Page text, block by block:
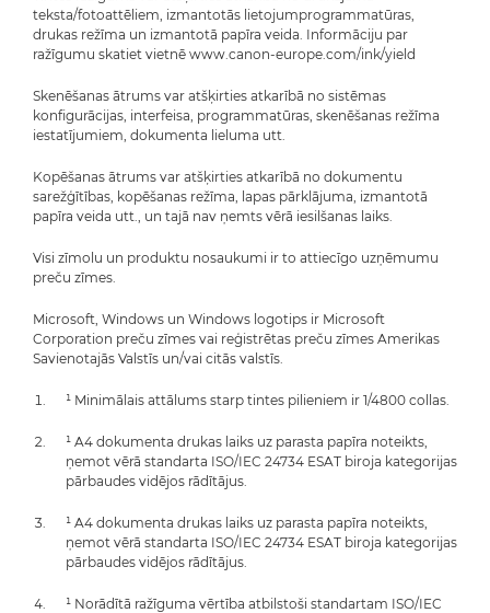
teksta/fotoattēliem, izmantotās lietojumprogrammatūras,
drukas režīma un izmantotā papīra veida. Informāciju par
ražīgumu skatiet vietnē www.canon-europe.com/ink/yield
Skenēšanas ātrums var atšķirties atkarībā no sistēmas
konfigurācijas, interfeisa, programmatūras, skenēšanas režīma
iestatījumiem, dokumenta lieluma utt.
Kopēšanas ātrums var atšķirties atkarībā no dokumentu
sarežģītības, kopēšanas režīma, lapas pārklājuma, izmantotā
papīra veida utt., un tajā nav ņemts vērā iesilšanas laiks.
Visi zīmolu un produktu nosaukumi ir to attiecīgo uzņēmumu
preču zīmes.
Microsoft, Windows un Windows logotips ir Microsoft
Corporation preču zīmes vai reģistrētas preču zīmes Amerikas
Savienotajās Valstīs un/vai citās valstīs.
¹ Minimālais attālums starp tintes pilieniem ir 1/4800 collas.
¹ A4 dokumenta drukas laiks uz parasta papīra noteikts,
ņemot vērā standarta ISO/IEC 24734 ESAT biroja kategorijas
pārbaudes vidējos rādītājus.
¹ A4 dokumenta drukas laiks uz parasta papīra noteikts,
ņemot vērā standarta ISO/IEC 24734 ESAT biroja kategorijas
pārbaudes vidējos rādītājus.
¹ Norādītā ražīguma vērtība atbilstoši standartam ISO/IEC